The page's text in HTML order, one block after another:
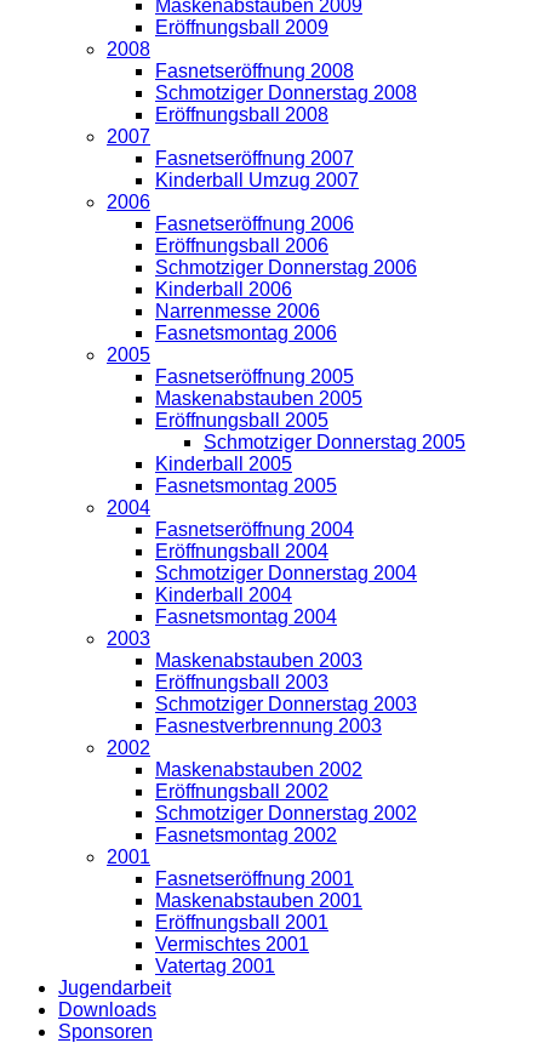
Maskenabstauben 2009
Eröffnungsball 2009
2008
Fasnetseröffnung 2008
Schmotziger Donnerstag 2008
Eröffnungsball 2008
2007
Fasnetseröffnung 2007
Kinderball Umzug 2007
2006
Fasnetseröffnung 2006
Eröffnungsball 2006
Schmotziger Donnerstag 2006
Kinderball 2006
Narrenmesse 2006
Fasnetsmontag 2006
2005
Fasnetseröffnung 2005
Maskenabstauben 2005
Eröffnungsball 2005
Schmotziger Donnerstag 2005
Kinderball 2005
Fasnetsmontag 2005
2004
Fasnetseröffnung 2004
Eröffnungsball 2004
Schmotziger Donnerstag 2004
Kinderball 2004
Fasnetsmontag 2004
2003
Maskenabstauben 2003
Eröffnungsball 2003
Schmotziger Donnerstag 2003
Fasnestverbrennung 2003
2002
Maskenabstauben 2002
Eröffnungsball 2002
Schmotziger Donnerstag 2002
Fasnetsmontag 2002
2001
Fasnetseröffnung 2001
Maskenabstauben 2001
Eröffnungsball 2001
Vermischtes 2001
Vatertag 2001
Jugendarbeit
Downloads
Sponsoren